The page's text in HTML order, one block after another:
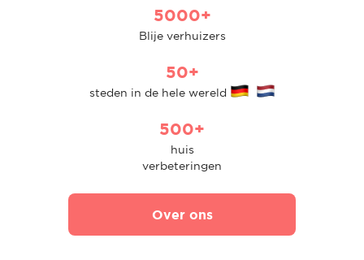
5000+
Blije verhuizers
50+
steden in de hele wereld
500+
huis
verbeteringen
Over ons